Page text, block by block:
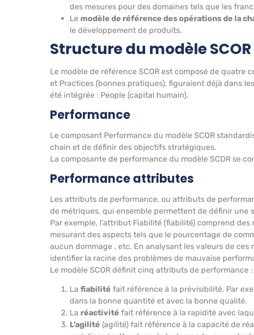
des mesures pour des domaines tels que les
Le modèle de référence des opérations de la
le développement de produits.
Structure du modèle SCOR
Le modèle de référence SCOR est composé de quatre
et Practices (bonnes pratiques), figuraient déjà dans
été intégrée : People (capital humain).
Performance
Le composant Performance du modèle SCOR
chain et de définir des objectifs stratégiques.
La composante de performance du modèle SCOR se
Performance attributes
Les attributs de performance, ou attributs de
de métriques, qui ensemble permettent de définir une
Par exemple, l’attribut Fiabilité (fiabilité) comprend
mesurant des aspects tels que le pourcentage de
aucun dommage , etc. En analysant les valeurs de
identifier la racine des problèmes de mauvaise
Le modèle SCOR définit cinq attributs de performance :
La fiabilité fait référence à la prévisibilité. Par
dans la bonne quantité et avec la bonne qualité.
La réactivité fait référence à la rapidité avec
L’agilité (agilité) fait référence à la capacité de